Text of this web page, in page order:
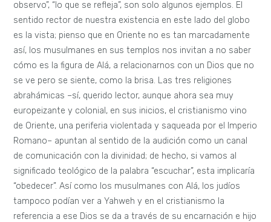
observo”, “lo que se refleja”, son solo algunos ejemplos. El
sentido rector de nuestra existencia en este lado del globo
es la vista; pienso que en Oriente no es tan marcadamente
así, los musulmanes en sus templos nos invitan a no saber
cómo es la figura de Alá, a relacionarnos con un Dios que no
se ve pero se siente, como la brisa. Las tres religiones
abrahámicas –sí, querido lector, aunque ahora sea muy
europeizante y colonial, en sus inicios, el cristianismo vino
de Oriente, una periferia violentada y saqueada por el Imperio
Romano– apuntan al sentido de la audición como un canal
de comunicación con la divinidad; de hecho, si vamos al
significado teológico de la palabra “escuchar”, esta implicaría
“obedecer”. Así como los musulmanes con Alá, los judíos
tampoco podían ver a Yahweh y en el cristianismo la
referencia a ese Dios se da a través de su encarnación e hijo